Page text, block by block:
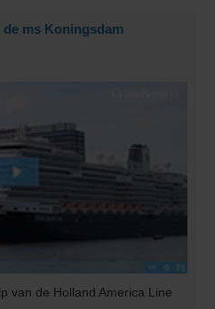
ms Koningsdam
van de Holland America Line